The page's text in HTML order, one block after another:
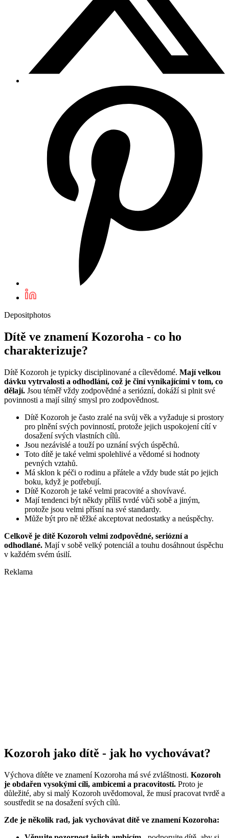
Depositphotos
Dítě ve znamení Kozoroha - co ho
charakterizuje?
Dítě Kozoroh je typicky disciplinované a cílevědomé. Mají velkou
dávku vytrvalosti a odhodlání, což je činí vynikajícími v tom, co
dělají. Jsou téměř vždy zodpovědné a seriózní, dokáží si plnit své
povinnosti a mají silný smysl pro zodpovědnost.
Dítě Kozoroh je často zralé na svůj věk a vyžaduje si prostory
pro plnění svých povinností, protože jejich uspokojení cítí v
dosažení svých vlastních cílů.
Jsou nezávislé a touží po uznání svých úspěchů.
Toto dítě je také velmi spolehlivé a vědomé si hodnoty
pevných vztahů.
Má sklon k péči o rodinu a přátele a vždy bude stát po jejich
boku, když je potřebují.
Dítě Kozoroh je také velmi pracovité a shovívavé.
Mají tendenci být někdy příliš tvrdé vůči sobě a jiným,
protože jsou velmi přísní na své standardy.
Může být pro ně těžké akceptovat nedostatky a neúspěchy.
Celkově je dítě Kozoroh velmi zodpovědné, seriózní a
odhodlané. Mají v sobě velký potenciál a touhu dosáhnout úspěchu
v každém svém úsilí.
Reklama
Kozoroh jako dítě - jak ho vychovávat?
Výchova dítěte ve znamení Kozoroha má své zvláštnosti. Kozoroh
je obdařen vysokými cíli, ambicemi a pracovitostí. Proto je
důležité, aby si malý Kozoroh uvědomoval, že musí pracovat tvrdě a
soustředit se na dosažení svých cílů.
Zde je několik rad, jak vychovávat dítě ve znamení Kozoroha: